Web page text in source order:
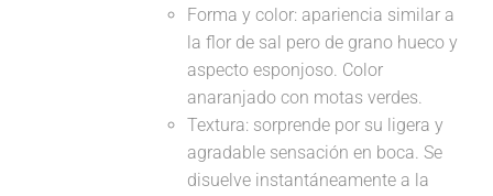
Forma y color: apariencia similar a
la flor de sal pero de grano hueco y
aspecto esponjoso. Color
anaranjado con motas verdes.
Textura: sorprende por su ligera y
agradable sensación en boca. Se
disuelve instantáneamente a la